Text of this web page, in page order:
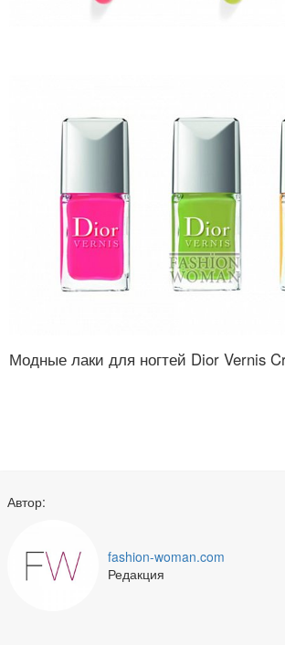
Модные лаки для ногтей Dior Vernis
Автор:
fashion-woman.com
Редакция